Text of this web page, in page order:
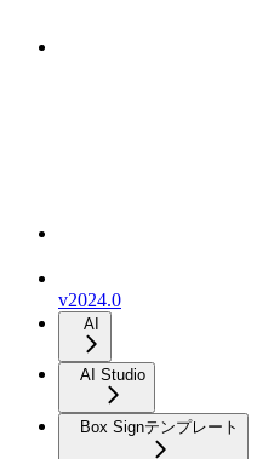
v2024.0
AI
AI Studio
Box Signテンプレート